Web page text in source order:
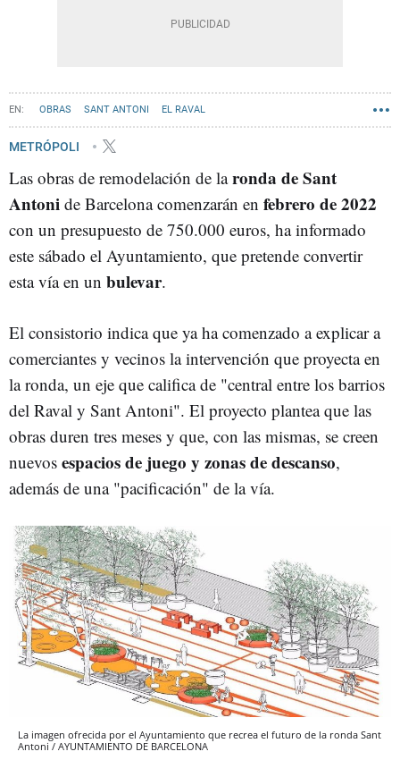
OBRAS SANT ANTONI EL RAVAL
METRÓPOLI
Las obras de remodelación de laronda de Sant
Antoni de Barcelona comenzarán en febrero de 2022
con un presupuesto de 750.000 euros, ha informado
este sábado el Ayuntamiento, que pretende convertir
esta vía en un bulevar.
El consistorio indica que ya ha comenzado a explicar a
comerciantes y vecinos la intervención que proyecta en
la ronda, un eje que califica de "central entre los barrios
del Raval y Sant Antoni". El proyecto plantea que las
obras duren tres meses y que, con las mismas, se creen
nuevos espacios de juego y zonas de descanso,
además de una "pacificación" de la vía.
La imagen ofrecida por el Ayuntamiento que recrea el futuro de la ronda Sant
Antoni / AYUNTAMIENTO DE BARCELONA